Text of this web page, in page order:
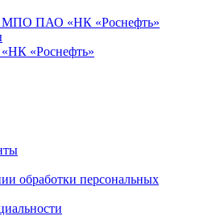
МПО ПАО «НК «Роснефть»
«Роснефть»
обработки персональных